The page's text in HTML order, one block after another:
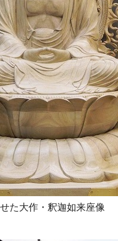
た大作・釈迦如来座像